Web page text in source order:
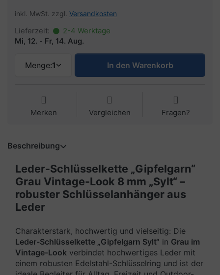
inkl. MwSt. zzgl. Versandkosten
Lieferzeit:
2-4 Werktage
Mi, 12. - Fr, 14. Aug.
Menge:1 In den Warenkorb
Merken Vergleichen Fragen?
Beschreibung
Leder-Schlüsselkette „Gipfelgarn“
Grau Vintage-Look 8 mm „Sylt“ –
robuster Schlüsselanhänger aus
Leder
Charakterstark, hochwertig und vielseitig: Die
Leder-Schlüsselkette „Gipfelgarn Sylt“ in Grau im
Vintage-Look verbindet hochwertiges Leder mit
einem robusten Edelstahl-Schlüsselring und ist der